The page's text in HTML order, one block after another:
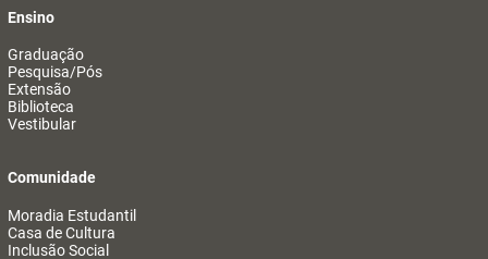
Ensino
Graduação
Pesquisa/Pós
Extensão
Biblioteca
Vestibular
Comunidade
Moradia Estudantil
Casa de Cultura
Inclusão Social